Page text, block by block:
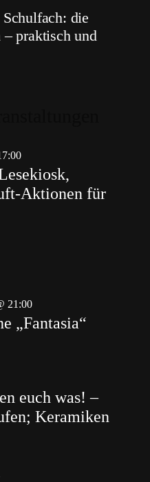
die
praktisch und
Aktionen für
21:00
„Fantasia“
euch was! –
Keramiken